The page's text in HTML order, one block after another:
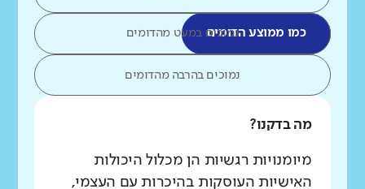
כמו ממוצע הדומיםנמוכים במעט מהדומים
נמוכים בהרבה מהדומים
מה בדקנו?
מיומנויות רגשיות הן מכלול היכולות
האישיות העוסקות בהיכרות עם העצמי,